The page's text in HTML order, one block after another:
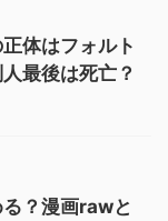
体はフォルト
最後は死亡？
？漫画rawと